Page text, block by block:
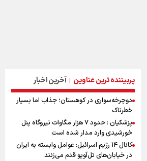
پربیننده ترین عناوین | آخرین اخبار
دوچرخه‌سواری در کوهستان؛ جذاب اما بسیار
خطرناک
پزشکیان : حدود ۷ هزار مگاوات نیروگاه پنل
خورشیدی وارد مدار شده است
کانال ۱۴ رژیم اسرائیل: عوامل وابسته به ایران
در خیابان‌های تل‌آویو قدم می‌زنند